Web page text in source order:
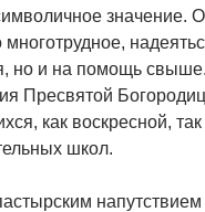
значение.
но и на помощь
Пресвятой
как воскресной, так
школ.
напутствием